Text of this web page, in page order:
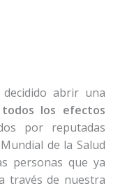
abrir una
los efectos
por reputadas
de la Salud
personas que ya
través de nuestra